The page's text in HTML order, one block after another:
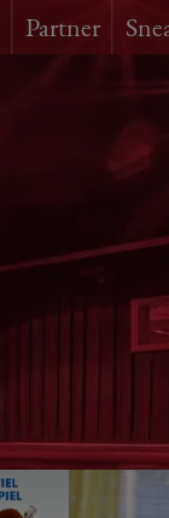
Partner